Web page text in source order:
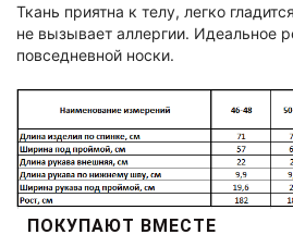
Ткань приятна к телу, легко
не вызывает аллергии. Идеальное
повседневной носки.
ПОКУПАЮТ ВМЕСТЕ